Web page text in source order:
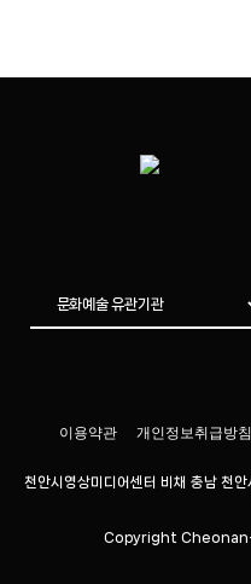
이용약관 개인정보취급방침
천안시영상미디어센터 비채 충남
Copyright